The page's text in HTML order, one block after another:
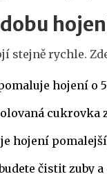
stejně rychle.
hojení o
cukrovka
hojení
čistit zuby